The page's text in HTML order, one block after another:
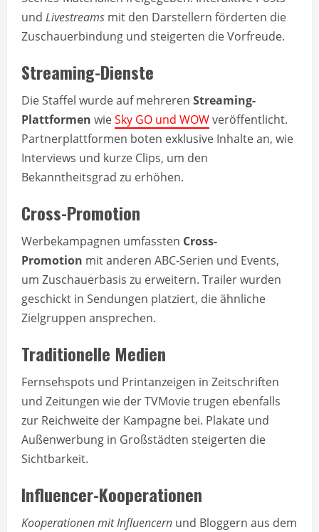
und Livestreams mit den Darstellern förderten die
Zuschauerbindung und steigerten die Vorfreude.
Streaming-Dienste
Die Staffel wurde auf mehreren Streaming-
Plattformen wieSky GO und WOWveröffentlicht.
Partnerplattformen boten exklusive Inhalte an, wie
Interviews und kurze Clips, um den
Bekanntheitsgrad zu erhöhen.
Cross-Promotion
Werbekampagnen umfassten Cross-
Promotion mit anderen ABC-Serien und Events,
um Zuschauerbasis zu erweitern. Trailer wurden
geschickt in Sendungen platziert, die ähnliche
Zielgruppen ansprechen.
Traditionelle Medien
Fernsehspots und Printanzeigen in Zeitschriften
und Zeitungen wie der TVMovie trugen ebenfalls
zur Reichweite der Kampagne bei. Plakate und
Außenwerbung in Großstädten steigerten die
Sichtbarkeit.
Influencer-Kooperationen
Kooperationen mit Influencern und Bloggern aus dem